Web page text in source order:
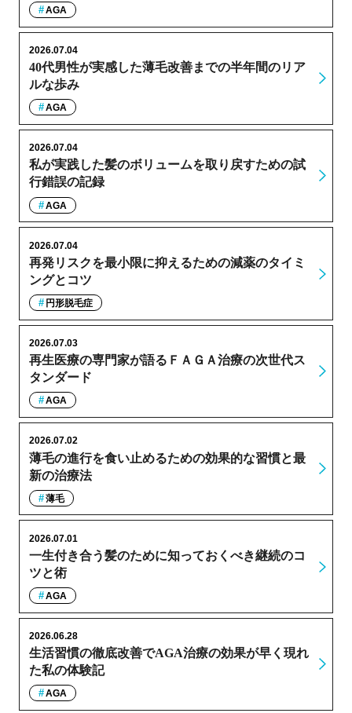
AGA
40代男性が実感した薄毛改善までの半年間のリア
ルな歩み
2026.07.04
AGA
私が実践した髪のボリュームを取り戻すための試
行錯誤の記録
2026.07.04
AGA
再発リスクを最小限に抑えるための減薬のタイミ
ングとコツ
2026.07.04
円形脱毛症
再生医療の専門家が語るＦＡＧＡ治療の次世代ス
タンダード
2026.07.03
AGA
薄毛の進行を食い止めるための効果的な習慣と最
新の治療法
2026.07.02
薄毛
一生付き合う髪のために知っておくべき継続のコ
ツと術
2026.07.01
AGA
生活習慣の徹底改善でAGA治療の効果が早く現れ
た私の体験記
2026.06.28
AGA